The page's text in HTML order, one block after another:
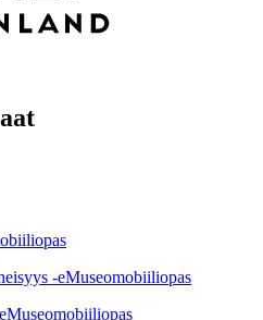
-eMuseomobiiliopas